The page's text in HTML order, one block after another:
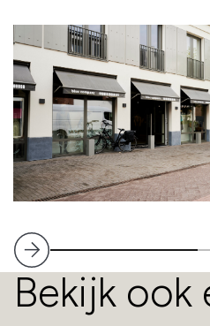
Bekijk ook